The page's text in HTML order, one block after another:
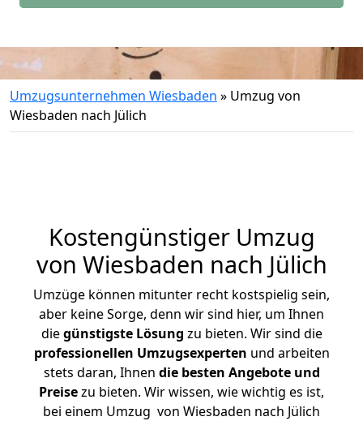
Umzugsunternehmen Wiesbaden » Umzug von
Wiesbaden nach Jülich
Kostengünstiger Umzug
von Wiesbaden nach Jülich
Umzüge können mitunter recht kostspielig sein,
aber keine Sorge, denn wir sind hier, um Ihnen
diegünstigste Lösung zu bieten. Wir sind die
professionellen Umzugsexperten und arbeiten
stets daran, Ihnen die besten Angebote und
Preisezu bieten. Wir wissen, wie wichtig es ist,
bei einem Umzug von Wiesbaden nach Jülich